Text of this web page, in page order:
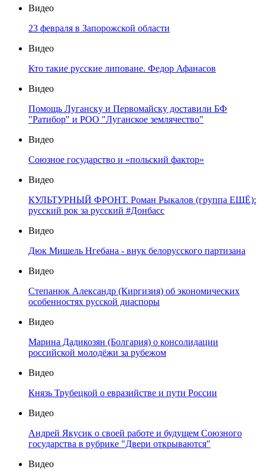
Видео
23 февраля в Запорожской области
Видео
Кто такие русские липоване. Федор Афанасов
Видео
Помощь Луганску и Первомайску доставили БФ
"Ратибор" и РОО "Луганское землячество"
Видео
Союзное государство и «польский фактор»
Видео
КУЛЬТУРНЫЙ ФРОНТ. Роман Рыкалов (группа ЕЩЁ):
русский рок за русский #Донбасс
Видео
Дюк Мишель Нгебана - внук белорусского партизана
Видео
Степанюк Александр (Киргизия) об экономических
особенностях русской диаспоры
Видео
Марина Дадикозян (Болгария) о консолидации
российской молодёжи за рубежом
Видео
Князь Трубецкой о евразийстве и пути России
Видео
Андрей Якусик о своей работе и будущем Союзного
государства в рубрике "Двери открываются"
Видео